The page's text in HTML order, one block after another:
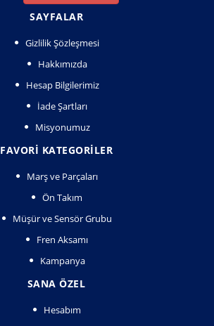
SAYFALAR
Gizlilik Şözleşmesi
Hakkımızda
Hesap Bilgilerimiz
İade Şartları
Misyonumuz
FAVORI KATEGORILER
Marş ve Parçaları
Ön Takım
Müşür ve Sensör Grubu
Fren Aksamı
Kampanya
SANA ÖZEL
Hesabım